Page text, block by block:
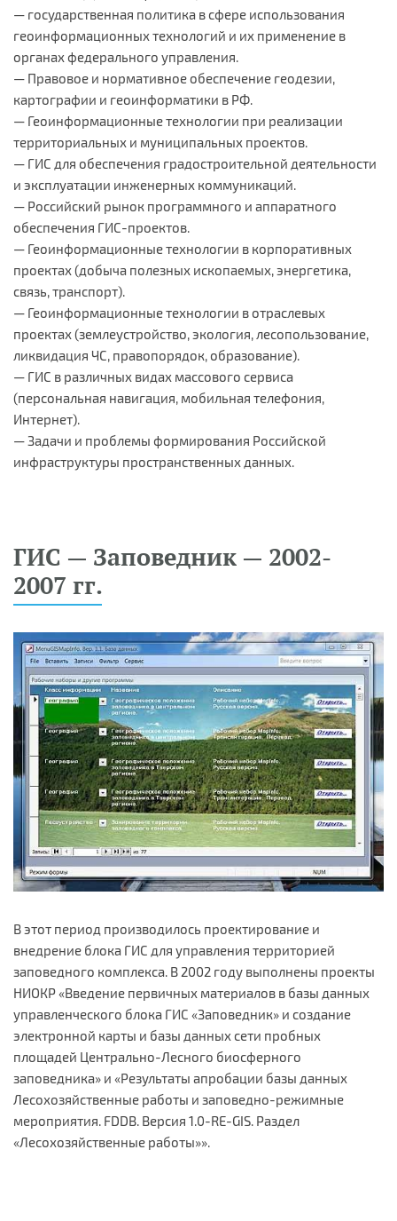
— государственная политика в сфере использования
геоинформационных технологий и их применение в
органах федерального управления.
— Правовое и нормативное обеспечение геодезии,
картографии и геоинформатики в РФ.
— Геоинформационные технологии при реализации
территориальных и муниципальных проектов.
— ГИС для обеспечения градостроительной деятельности
и эксплуатации инженерных коммуникаций.
— Российский рынок программного и аппаратного
обеспечения ГИС-проектов.
— Геоинформационные технологии в корпоративных
проектах (добыча полезных ископаемых, энергетика,
связь, транспорт).
— Геоинформационные технологии в отраслевых
проектах (землеустройство, экология, лесопользование,
ликвидация ЧС, правопорядок, образование).
— ГИС в различных видах массового сервиса
(персональная навигация, мобильная телефония,
Интернет).
— Задачи и проблемы формирования Российской
инфраструктуры пространственных данных.
ГИС — Заповедник — 2002-
2007 гг.
В этот период производилось проектирование и
внедрение блока ГИС для управления территорией
заповедного комплекса. В 2002 году выполнены проекты
НИОКР «Введение первичных материалов в базы данных
управленческого блока ГИС «Заповедник» и создание
электронной карты и базы данных сети пробных
площадей Центрально-Лесного биосферного
заповедника» и «Результаты апробации базы данных
Лесохозяйственные работы и заповедно-режимные
мероприятия. FDDB. Версия 1.0-RE-GIS. Раздел
«Лесохозяйственные работы»».